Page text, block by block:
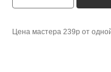
Цена мастера 239р от